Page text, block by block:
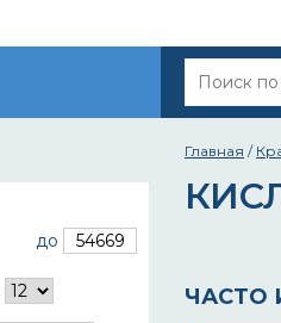
до
Главная /
ЧАСТО